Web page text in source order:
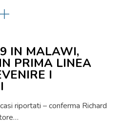
IN MALAWI,
PRIMA LINEA
I
riportati – conferma Richard